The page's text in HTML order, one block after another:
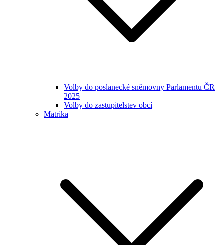
Volby do poslanecké sněmovny Parlamentu ČR
2025
Volby do zastupitelstev obcí
Matrika